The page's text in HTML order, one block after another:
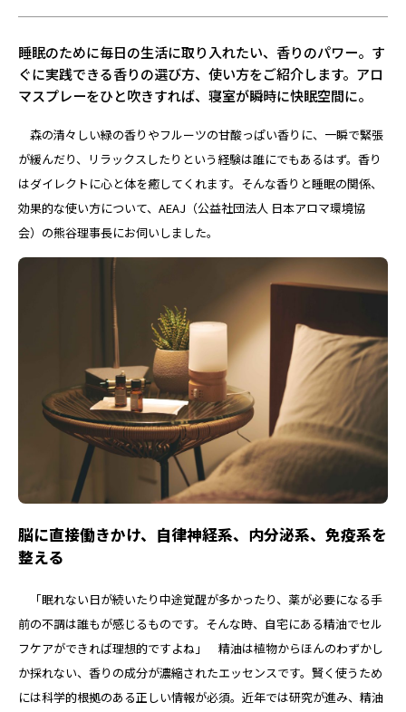
睡眠のために毎日の生活に取り入れたい、香りのパワー。す
ぐに実践できる香りの選び方、使い方をご紹介します。アロ
マスプレーをひと吹きすれば、寝室が瞬時に快眠空間に。
森の清々しい緑の香りやフルーツの甘酸っぱい香りに、一瞬で緊張
が緩んだり、リラックスしたりという経験は誰にでもあるはず。香り
はダイレクトに心と体を癒してくれます。そんな香りと睡眠の関係、
効果的な使い方について、AEAJ（公益社団法人 日本アロマ環境協
会）の熊谷理事長にお伺いしました。
脳に直接働きかけ、自律神経系、内分泌系、免疫系を
整える
「眠れない日が続いたり中途覚醒が多かったり、薬が必要になる手
前の不調は誰もが感じるものです。そんな時、自宅にある精油でセル
フケアができれば理想的ですよね」 精油は植物からほんのわずかし
か採れない、香りの成分が濃縮されたエッセンスです。賢く使うため
には科学的根拠のある正しい情報が必須。近年では研究が進み、精油